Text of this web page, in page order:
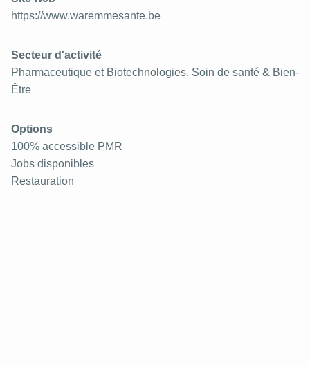
https://www.waremmesante.be
Secteur d'activité
Pharmaceutique et Biotechnologies, Soin de santé & Bien-
Être
Options
100% accessible PMR
Jobs disponibles
Restauration